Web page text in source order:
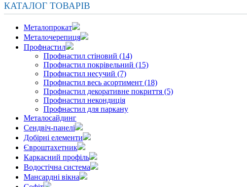
КАТАЛОГ ТОВАРІВ
Металопрокат
Металочерепиця
Профнастил
Профнастил стіновий (14)
Профнастил покрівельний (15)
Профнастил несучий (7)
Профнастил весь асортимент (18)
Профнастил декоративне покриття (5)
Профнастил некондиція
Профнастил для паркану
Металосайдинг
Сендвіч-панелі
Добірні елементи
Євроштахетник
Каркасний профіль
Водостічна система
Мансардні вікна